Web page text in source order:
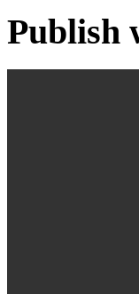
Publish